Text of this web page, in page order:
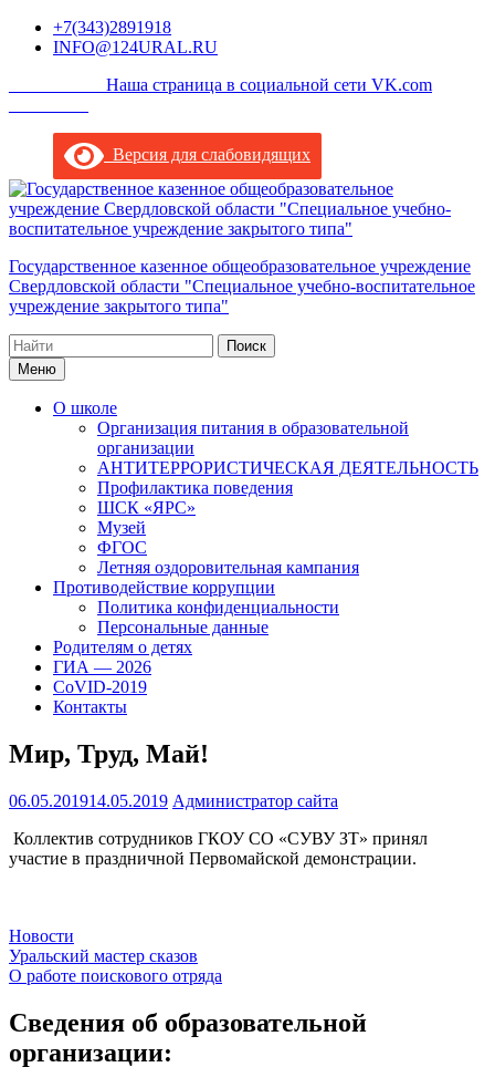
Перейти+7(343)2891918
INFO@124URAL.RU
___________Наша страница в социальной сети VK.com
Версия для слабовидящих
Государственное казенное общеобразовательное учреждение
Свердловской области "Специальное учебно-воспитательное
учреждение закрытого типа"
Поиск
по:Меню
О школе
Организация питания в образовательной
организации
АНТИТЕРРОРИСТИЧЕСКАЯ ДЕЯТЕЛЬНОСТЬ
Профилактика поведения
ШСК «ЯРС»
Музей
ФГОС
Летняя оздоровительная кампания
Противодействие коррупции
Политика конфиденциальности
Персональные данные
Родителям о детях
ГИА — 2026
CoVID-2019
Контакты
Мир, Труд, Май!
06.05.201914.05.2019 Администратор сайта
Коллектив сотрудников ГКОУ СО «СУВУ ЗТ» принял
участие в праздничной Первомайской демонстрации.
Новости
Навигация
по
записям
Уральский мастер сказов
О работе поискового отряда
Сведения об образовательной
организации: